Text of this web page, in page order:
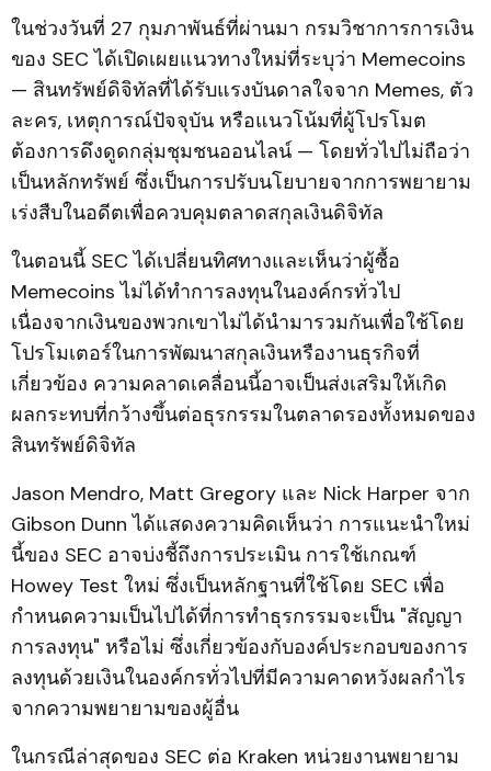
ในช่วงวันที่ 27 กุมภาพันธ์ที่ผ่านมา กรมวิชาการการเงิน
ของ SEC ได้เปิดเผยแนวทางใหม่ที่ระบุว่า Memecoins
— สินทรัพย์ดิจิทัลที่ได้รับแรงบันดาลใจจาก Memes, ตัว
ละคร, เหตุการณ์ปัจจุบัน หรือแนวโน้มที่ผู้โปรโมต
ต้องการดึงดูดกลุ่มชุมชนออนไลน์ — โดยทั่วไปไม่ถือว่า
เป็นหลักทรัพย์ ซึ่งเป็นการปรับนโยบายจากการพยายาม
เร่งสืบในอดีตเพื่อควบคุมตลาดสกุลเงินดิจิทัล
ในตอนนี้ SEC ได้เปลี่ยนทิศทางและเห็นว่าผู้ซื้อ
Memecoins ไม่ได้ทำการลงทุนในองค์กรทั่วไป
เนื่องจากเงินของพวกเขาไม่ได้นำมารวมกันเพื่อใช้โดย
โปรโมเตอร์ในการพัฒนาสกุลเงินหรืองานธุรกิจที่
เกี่ยวข้อง ความคลาดเคลื่อนนี้อาจเป็นส่งเสริมให้เกิด
ผลกระทบที่กว้างขึ้นต่อธุรกรรมในตลาดรองทั้งหมดของ
สินทรัพย์ดิจิทัล
Jason Mendro, Matt Gregory และ Nick Harper จาก
Gibson Dunn ได้แสดงความคิดเห็นว่า การแนะนำใหม่
นี้ของ SEC อาจบ่งชี้ถึงการประเมิน การใช้เกณฑ์
Howey Test ใหม่ ซึ่งเป็นหลักฐานที่ใช้โดย SEC เพื่อ
กำหนดความเป็นไปได้ที่การทำธุรกรรมจะเป็น "สัญญา
การลงทุน" หรือไม่ ซึ่งเกี่ยวข้องกับองค์ประกอบของการ
ลงทุนด้วยเงินในองค์กรทั่วไปที่มีความคาดหวังผลกำไร
จากความพยายามของผู้อื่น
ในกรณีล่าสุดของ SEC ต่อ Kraken หน่วยงานพยายาม